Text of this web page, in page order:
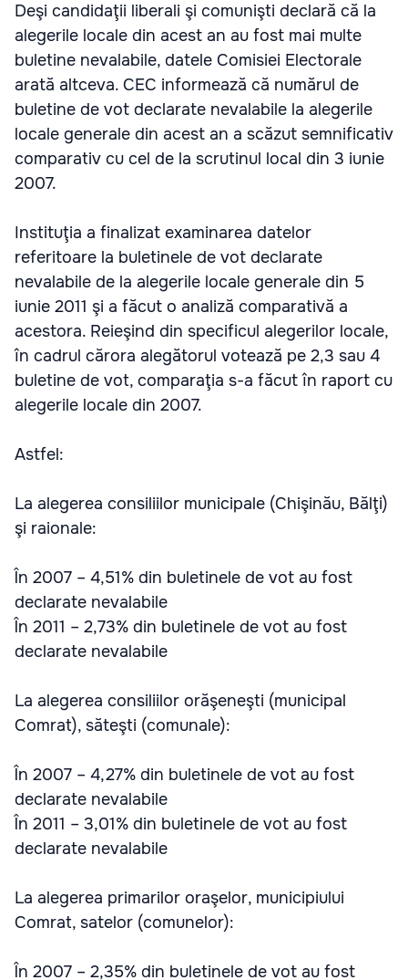
Deşi candidaţii liberali şi comunişti declară că la
alegerile locale din acest an au fost mai multe
buletine nevalabile, datele Comisiei Electorale
arată altceva. CEC informează că numărul de
buletine de vot declarate nevalabile la alegerile
locale generale din acest an a scăzut semnificativ
comparativ cu cel de la scrutinul local din 3 iunie
2007.
Instituţia a finalizat examinarea datelor
referitoare la buletinele de vot declarate
nevalabile de la alegerile locale generale din 5
iunie 2011 şi a făcut o analiză comparativă a
acestora. Reieşind din specificul alegerilor locale,
în cadrul cărora alegătorul votează pe 2,3 sau 4
buletine de vot, comparaţia s-a făcut în raport cu
alegerile locale din 2007.
Astfel:
La alegerea consiliilor municipale (Chişinău, Bălţi)
şi raionale:
În 2007 – 4,51% din buletinele de vot au fost
declarate nevalabile
În 2011 – 2,73% din buletinele de vot au fost
declarate nevalabile
La alegerea consiliilor orăşeneşti (municipal
Comrat), săteşti (comunale):
În 2007 – 4,27% din buletinele de vot au fost
declarate nevalabile
În 2011 – 3,01% din buletinele de vot au fost
declarate nevalabile
La alegerea primarilor oraşelor, municipiului
Comrat, satelor (comunelor):
În 2007 – 2,35% din buletinele de vot au fost